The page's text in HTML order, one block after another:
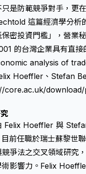
只是防範競爭對手，
這篇經濟學分析
密投資門檻」， 營業
的台灣企業具有直接
analysis of
Hoeffler、Stefan
core.ac.uk/download/
Felix Hoeffler 與
前任職於瑞士蘇黎世
爭法之交叉領域研究
影響力。Felix